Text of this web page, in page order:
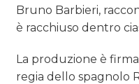
Bruno Barbieri,
è racchiuso dentro
La produzione è
regia dello spagnolo